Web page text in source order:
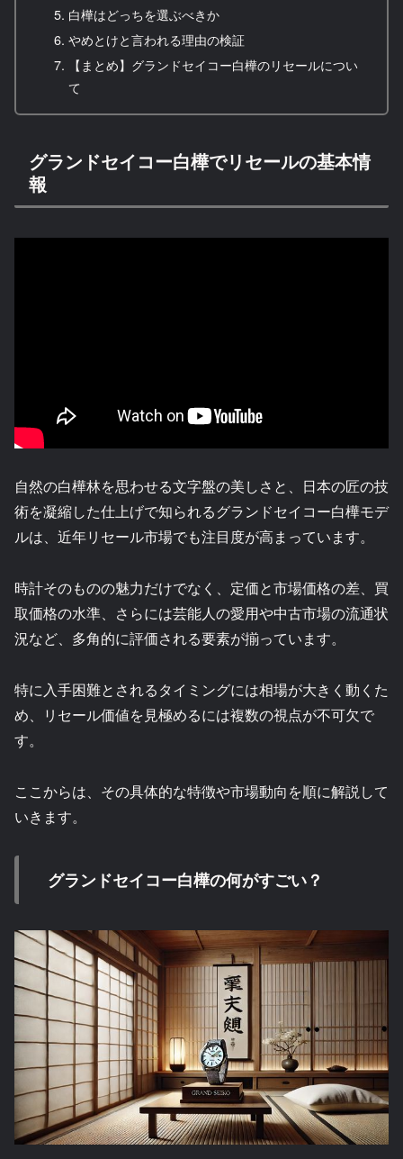
白樺はどっちを選ぶべきか
やめとけと言われる理由の検証
【まとめ】グランドセイコー白樺のリセールについ
て
グランドセイコー白樺でリセールの基本情
報
自然の白樺林を思わせる文字盤の美しさと、日本の匠の技
術を凝縮した仕上げで知られるグランドセイコー白樺モデ
ルは、近年リセール市場でも注目度が高まっています。
時計そのものの魅力だけでなく、定価と市場価格の差、買
取価格の水準、さらには芸能人の愛用や中古市場の流通状
況など、多角的に評価される要素が揃っています。
特に入手困難とされるタイミングには相場が大きく動くた
め、リセール価値を見極めるには複数の視点が不可欠で
す。
ここからは、その具体的な特徴や市場動向を順に解説して
いきます。
グランドセイコー白樺の何がすごい？